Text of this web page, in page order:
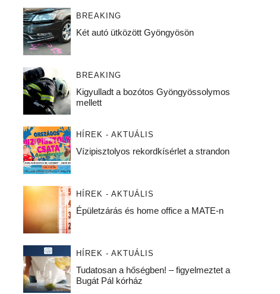
BREAKING
Két autó ütközött Gyöngyösön
BREAKING
Kigyulladt a bozótos Gyöngyössolymos
mellett
HÍREK - AKTUÁLIS
Vízipisztolyos rekordkísérlet a strandon
HÍREK - AKTUÁLIS
Épületzárás és home office a MATE-n
HÍREK - AKTUÁLIS
Tudatosan a hőségben! – figyelmeztet a
Bugát Pál kórház